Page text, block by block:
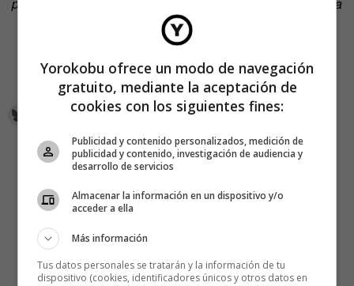
pueblo por las tardes a tomar unas copas y tocar la guitarra
con sus amigos.
– Bueno, pero eso es lo que hago ahora señor. ¿Por qué
tengo que esperar veinte años?
Yorokobu ofrece un modo de navegación
gratuito, mediante la aceptación de
cookies con los siguientes fines:
Publicidad y contenido personalizados, medición de
publicidad y contenido, investigación de audiencia y
desarrollo de servicios
Almacenar la información en un dispositivo y/o
acceder a ella
Más información
Tus datos personales se tratarán y la información de tu
dispositivo (cookies, identificadores únicos y otros datos en